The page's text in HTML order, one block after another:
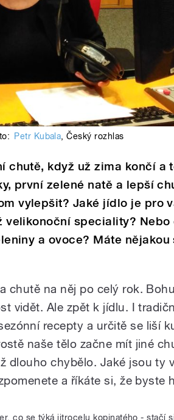
Petr Kubala,Český rozhlas
chutě, když už zima končí a
první zelené natě a lepší
vylepšit? Jaké jídlo je pro
velikonoční speciality? Nebo
a ovoce? Máte
chutě na něj po celý rok.
vidět. Ale zpět k jídlu. I
recepty a určitě se liší
naše tělo začne mít jiné
dlouho chybělo. Jaké jsou ty
a říkáte si, že byste
co se týká jitrocelu kopinatého - stačí